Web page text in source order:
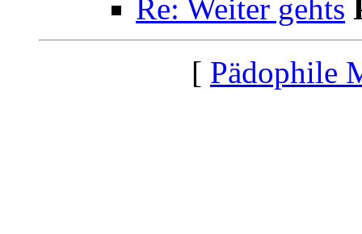
Re: Weiter gehts
[ Pädophile